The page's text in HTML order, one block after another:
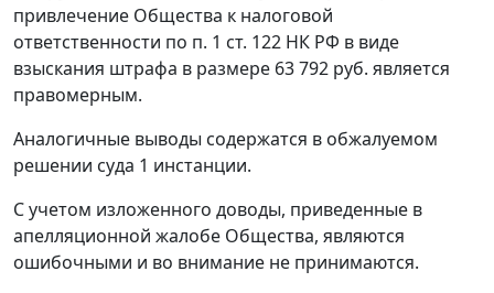
привлечение Общества к налоговой
ответственности по п. 1 ст. 122 НК РФ в виде
взыскания штрафа в размере 63 792 руб. является
правомерным.
Аналогичные выводы содержатся в обжалуемом
решении суда 1 инстанции.
С учетом изложенного доводы, приведенные в
апелляционной жалобе Общества, являются
ошибочными и во внимание не принимаются.